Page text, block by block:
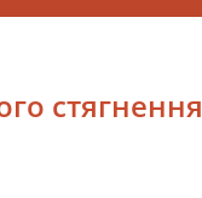
стягнення